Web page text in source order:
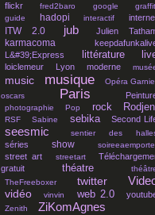
flickr fred2baro google
guide
hadopi interactif
ITW 2.0 jub Julien
karmacoma
L&#39;Express
littérature
loiclemeur Lyon moderne
music musique
Opéra
oscars
Paris
photographie Pop rock
RSF Sabine sebika Second
seesmic sentier des
séries show
street art streetart
gratuit
théatre
TheFreeboxer
twitter
vidéo vinvin web 2.0
Zenith ZiKomAgnes